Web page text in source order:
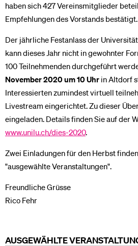
haben sich 427 Vereinsmitglieder
Empfehlungen des Vorstands bestätigt.
Der jährliche Festanlass der
kann dieses Jahr nicht in gewohnter
100 Teilnehmenden durchgeführt
November 2020 um 10 Uhr in Altdorf
Interessierten zumindest virtuell
Livestream eingerichtet. Zu dieser
eingeladen. Details finden Sie auf der
www.unilu.ch/dies-2020.
Zwei Einladungen für den Herbst
"ausgewählte Veranstaltungen".
Freundliche Grüsse
Rico Fehr
AUSGEWÄHLTE